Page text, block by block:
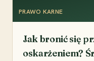
PRAWO KARNE
Jak bronić się
oskarżeniem?